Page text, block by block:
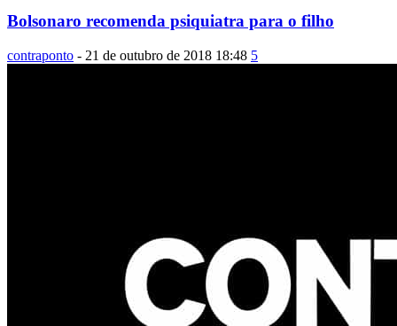
Bolsonaro recomenda psiquiatra para o filho
contraponto - 21 de outubro de 2018 18:48 5